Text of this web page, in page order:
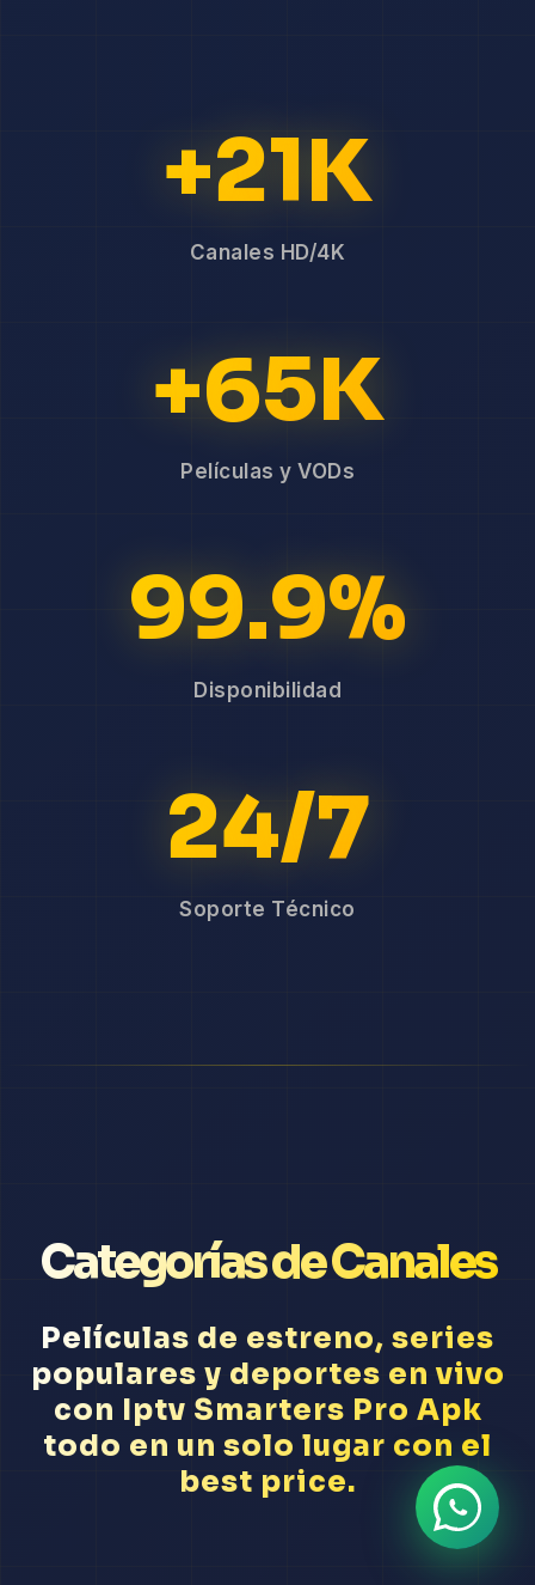
+21K
Canales HD/4K
+65K
Películas y VODs
99.9%
Disponibilidad
24/7
Soporte Técnico
Categorías de Canales
Películas de estreno, series
populares y deportes en vivo
con Iptv Smarters Pro Apk
todo en un solo lugar con el
best price.